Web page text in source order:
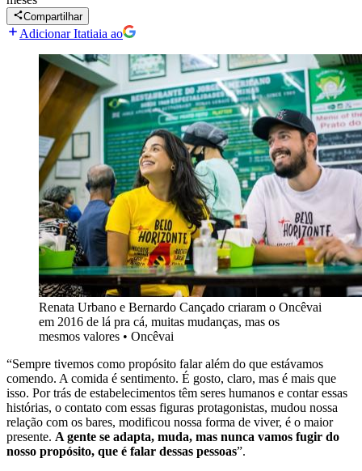
Compartilhar
Adicionar Itatiaia ao
Renata Urbano e Bernardo Cançado criaram o Oncêvai
em 2016 de lá pra cá, muitas mudanças, mas os
mesmos valores • Oncêvai
“Sempre tivemos como propósito falar além do que estávamos
comendo. A comida é sentimento. É gosto, claro, mas é mais que
isso. Por trás de estabelecimentos têm seres humanos e contar essas
histórias, o contato com essas figuras protagonistas, mudou nossa
relação com os bares, modificou nossa forma de viver, é o maior
presente. A gente se adapta, muda, mas nunca vamos fugir do
nosso propósito, que é falar dessas pessoas”.